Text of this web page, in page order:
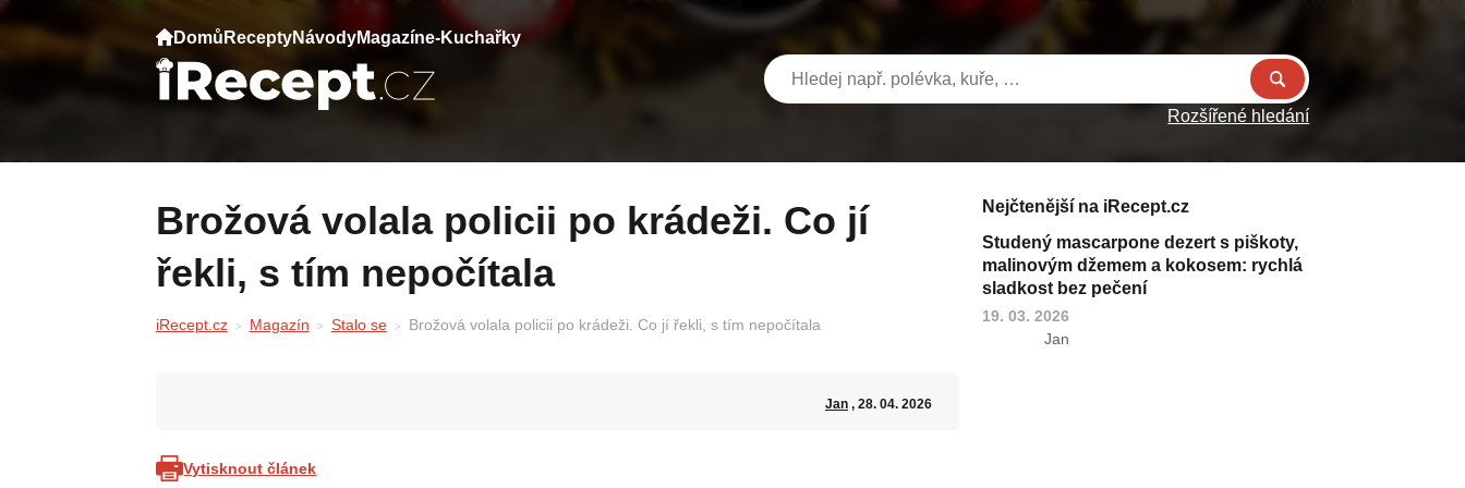
Domů ReceptyNávodyMagazíne-Kuchařky
Rozšířené hledání
Brožová volala policii po krádeži. Co jí
řekli, s tím nepočítala
iRecept.cz Magazín Stalo se Brožová volala policii po krádeži. Co jí řekli, s tím nepočítala
Jan, 28. 04. 2026
Vytisknout článek
Nejčtenější na iRecept.cz
Studený mascarpone dezert s piškoty,
malinovým džemem a kokosem: rychlá
sladkost bez pečení
19. 03. 2026
Jan